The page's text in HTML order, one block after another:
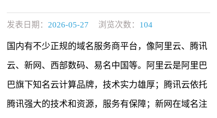
发表日期： 2026-05-27 浏览次数： 104
国内有不少正规的域名服务商平台，像阿里云、腾讯
云、新网、西部数码、易名中国等。阿里云是阿里巴
巴旗下知名云计算品牌，技术实力雄厚；腾讯云依托
腾讯强大的技术和资源，服务有保障；新网在域名注